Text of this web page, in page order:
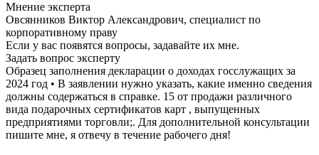
Мнение эксперта
Овсянников Виктор Александрович, специалист по
корпоративному праву
Если у вас появятся вопросы, задавайте их мне.
Задать вопрос эксперту
Образец заполнения декларации о доходах госслужащих за
2024 год • В заявлении нужно указать, какие именно сведения
должны содержаться в справке. 15 от продажи различного
вида подарочных сертификатов карт , выпущенных
предприятиями торговли;. Для дополнительной консультации
пишите мне, я отвечу в течение рабочего дня!